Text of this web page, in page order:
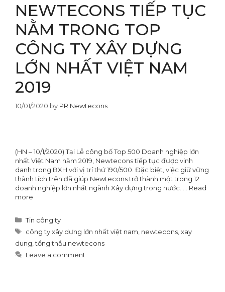
NEWTECONS TIẾP TỤC
NẰM TRONG TOP
CÔNG TY XÂY DỰNG
LỚN NHẤT VIỆT NAM
2019
10/01/2020 by PR Newtecons
(HN – 10/1/2020) Tại Lễ công bố Top 500 Doanh nghiệp lớn
nhất Việt Nam năm 2019, Newtecons tiếp tục được vinh
danh trong BXH với vị trí thứ 190/500. Đặc biệt, việc giữ vững
thành tích trên đã giúp Newtecons trở thành một trong 12
doanh nghiệp lớn nhất ngành Xây dựng trong nước. … Read
more
Categories
Tin công ty
Tags
công ty xây dựng lớn nhất việt nam newtecons, xay
dung ,tổng thầu newtecons
Leave a comment